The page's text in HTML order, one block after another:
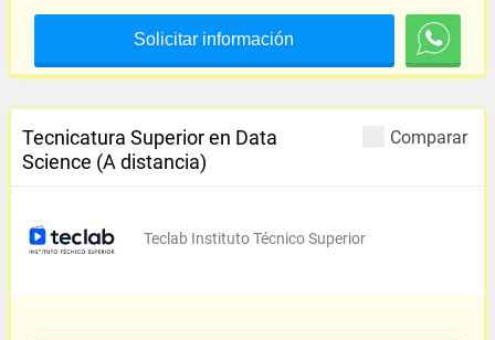
Solicitar información
Comparar
Tecnicatura Superior en Data
Science (A distancia)
Teclab Instituto Técnico Superior